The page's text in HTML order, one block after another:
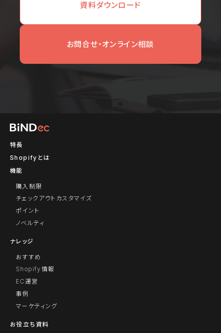
資料ダウンロード
お問合せ・オンライン相談
特長
Shopifyとは
機能
購入制限
チェックアウトカスタマイズ
ポイント
ノベルティ
ナレッジ
おすすめ
Shopify情報
EC運営
事例
マーケティング
お役立ち資料